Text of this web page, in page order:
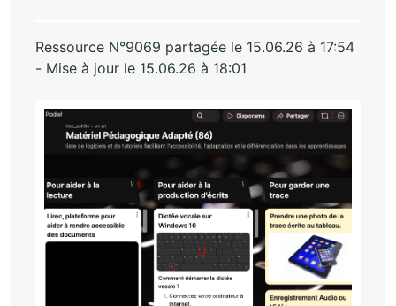
Ressource N°9069 partagée le 15.06.26 à 17:54
- Mise à jour le 15.06.26 à 18:01